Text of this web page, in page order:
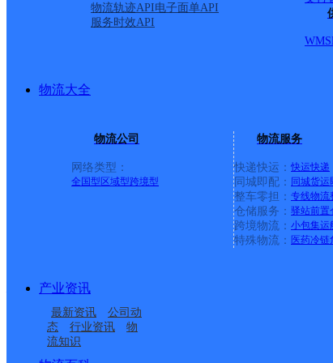
物流轨迹API电子面单API
服务时效API
WMS
物流大全
物流公司
网络类型：
全国型 区域型跨境型
物流服务
快递快运： 快运快递
同城即配： 同城货运
整车零担： 专线物流
仓储服务： 驿站前置
跨境物流： 小包集运
特殊物流： 医药冷链
产业资讯
最新资讯
公司动
态
行业资讯
物
流知识
合肥长丰县凤霞路网点
派送范围:-
详情
地址：安徽省合肥市蜀山区西二环环
详情
地址：安徽省合肥市瑶海区长江东路
巢湖居巢区武山路分公司
天地华宇 更多号码地址：安徽省合肥市巢湖市槐林镇武
派送范围:-详情